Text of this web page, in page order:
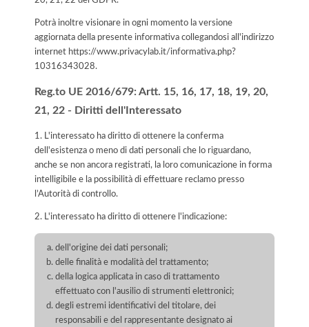
Potrà inoltre visionare in ogni momento la versione
aggiornata della presente informativa collegandosi all'indirizzo
internet https://www.privacylab.it/informativa.php?
10316343028.
Reg.to UE 2016/679: Artt. 15, 16, 17, 18, 19, 20,
21, 22 - Diritti dell'Interessato
1. L'interessato ha diritto di ottenere la conferma
dell'esistenza o meno di dati personali che lo riguardano,
anche se non ancora registrati, la loro comunicazione in forma
intelligibile e la possibilità di effettuare reclamo presso
l’Autorità di controllo.
2. L'interessato ha diritto di ottenere l'indicazione:
dell'origine dei dati personali;
delle finalità e modalità del trattamento;
della logica applicata in caso di trattamento
effettuato con l'ausilio di strumenti elettronici;
degli estremi identificativi del titolare, dei
responsabili e del rappresentante designato ai